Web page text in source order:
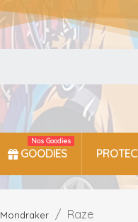
GOODIES
Nos Goodies
Mondraker Raze